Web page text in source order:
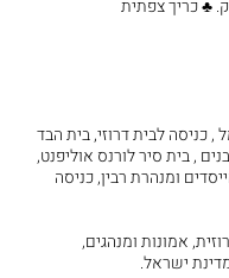
♣ כריך צפתית
כניסה לבית דרוזי, בית הבד
, בית סיר לורנס אוליפנט,
ומנהרת רבין, כניסה
אמונות ומנהגים,
ישראל.